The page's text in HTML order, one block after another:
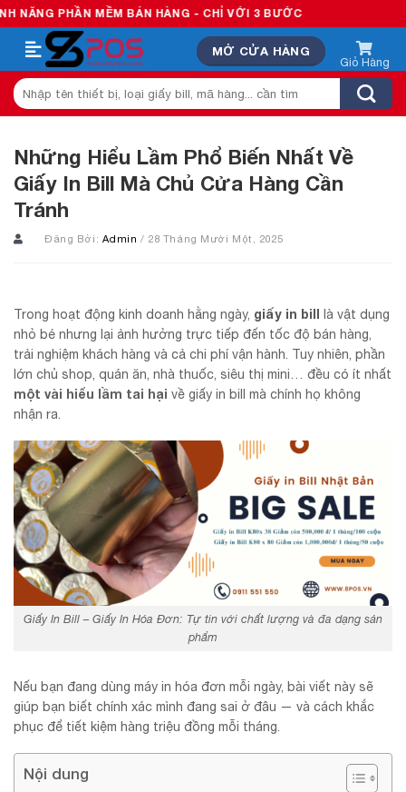
Skip
to
content
MỀM BÁN HÀNG - CHỈ VỚI 3 BƯỚC
MỞ CỬA HÀNG
Tìm
kiếm:
Những Hiểu Lầm Phổ Biến Nhất Về
Giấy In Bill Mà Chủ Cửa Hàng Cần
Tránh
Đăng Bởi: Admin/ 28 Tháng Mười Một, 2025
Trong hoạt động kinh doanh hằng ngày, giấy in bill là vật dụng
nhỏ bé nhưng lại ảnh hưởng trực tiếp đến tốc độ bán hàng,
trải nghiệm khách hàng và cả chi phí vận hành. Tuy nhiên, phần
lớn chủ shop, quán ăn, nhà thuốc, siêu thị mini… đều có ít nhất
một vài hiểu lầm tai hại về giấy in bill mà chính họ không
nhận ra.
Giấy In Bill – Giấy In Hóa Đơn: Tự tin với chất lượng và đa dạng sản
phẩm
Nếu bạn đang dùng máy in hóa đơn mỗi ngày, bài viết này sẽ
giúp bạn biết chính xác mình đang sai ở đâu — và cách khắc
phục để tiết kiệm hàng triệu đồng mỗi tháng.
Nội dung